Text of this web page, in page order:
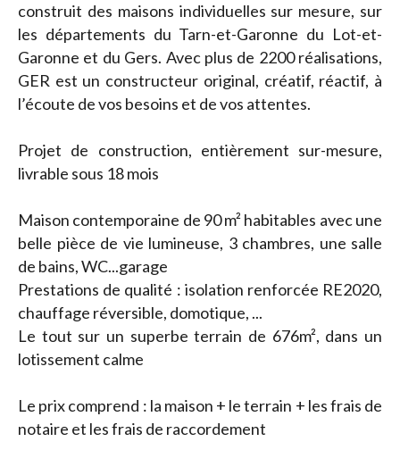
construit des maisons individuelles sur mesure, sur
les départements du Tarn-et-Garonne du Lot-et-
Garonne et du Gers. Avec plus de 2200 réalisations,
GER est un constructeur original, créatif, réactif, à
l’écoute de vos besoins et de vos attentes.
Projet de construction, entièrement sur-mesure,
livrable sous 18 mois
Maison contemporaine de 90 m² habitables avec une
belle pièce de vie lumineuse, 3 chambres, une salle
de bains, WC...garage
Prestations de qualité : isolation renforcée RE2020,
chauffage réversible, domotique, ...
Le tout sur un superbe terrain de 676m², dans un
lotissement calme
Le prix comprend : la maison + le terrain + les frais de
notaire et les frais de raccordement